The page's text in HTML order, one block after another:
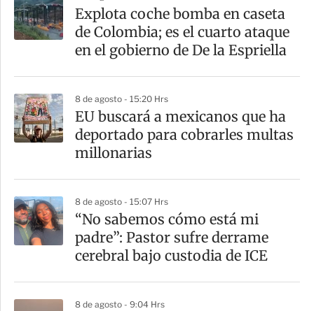
Explota coche bomba en caseta
de Colombia; es el cuarto ataque
en el gobierno de De la Espriella
8 de agosto - 15:20 Hrs
EU buscará a mexicanos que ha
deportado para cobrarles multas
millonarias
8 de agosto - 15:07 Hrs
“No sabemos cómo está mi
padre”: Pastor sufre derrame
cerebral bajo custodia de ICE
8 de agosto - 9:04 Hrs